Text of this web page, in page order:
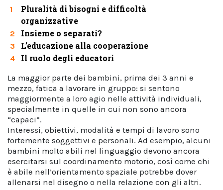
1
Pluralità di bisogni e difficoltà
organizzative
2 Insieme o separati?
3 L’educazione alla cooperazione
4 Il ruolo degli educatori
La maggior parte dei bambini, prima dei 3 anni e
mezzo, fatica a lavorare in gruppo: si sentono
maggiormente a loro agio nelle attività individuali,
specialmente in quelle in cui non sono ancora
“capaci”.
Interessi, obiettivi, modalità e tempi di lavoro sono
fortemente soggettivi e personali. Ad esempio, alcuni
bambini molto abili nel linguaggio devono ancora
esercitarsi sul coordinamento motorio, così come chi
è abile nell’orientamento spaziale potrebbe dover
allenarsi nel disegno o nella relazione con gli altri.